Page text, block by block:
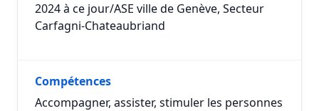
2024 à ce jour/ASE ville de Genève, Secteur
Carfagni-Chateaubriand
Compétences
Accompagner, assister, stimuler les personnes